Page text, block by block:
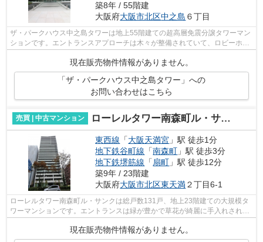
築8年 / 55階建
大阪府大阪市北区中之島 ６丁目
ザ・パークハウス中之島タワーは地上55階建ての超高層免震分譲タワーマン
ションです。エントランスアプローチは木々が整備されていて、ロビーホー
ルには高級感が溢れています。実際に...
現在販売物件情報がありません。
「ザ・パークハウス中之島タワー」への
お問い合わせはこちら
売買 | 中古マンション ローレルタワー南森町ル・サンク
東西線 「大阪天満宮 」駅 徒歩1分
地下鉄谷町線 「南森町 」駅 徒歩3分
地下鉄堺筋線 「 扇町 」駅 徒歩12分
築9年 / 23階建
大阪府大阪市北区東天満２丁目6-1
ローレルタワー南森町ル・サンクは総戸数131戸、地上23階建ての大規模タ
ワーマンションです。エントランスは緑が豊かで草花が綺麗に手入れされて
います。穏やかな雰囲気があり、1階に...
現在販売物件情報がありません。